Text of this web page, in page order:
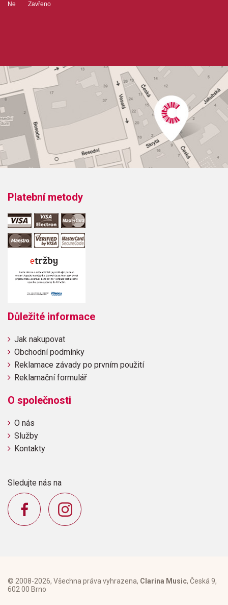
Ne Zavřeno
Platební metody
Důležité informace
Jak nakupovat
Obchodní podmínky
Reklamace závady po prvním použití
Reklamační formulář
O společnosti
O nás
Služby
Kontakty
Sledujte nás na
© 2008-2026, Všechna práva vyhrazena, Clarina Music, Česká 9,
602 00 Brno